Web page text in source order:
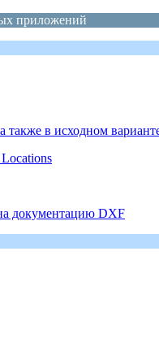
приложений
также в исходном
документацию DXF